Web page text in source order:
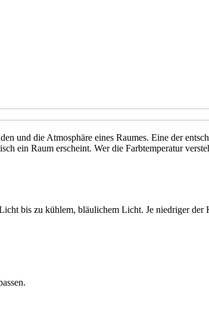
und die Atmosphäre eines Raumes. Eine der
ein Raum erscheint. Wer die Farbtemperatur
bis zu kühlem, bläulichem Licht. Je niedriger